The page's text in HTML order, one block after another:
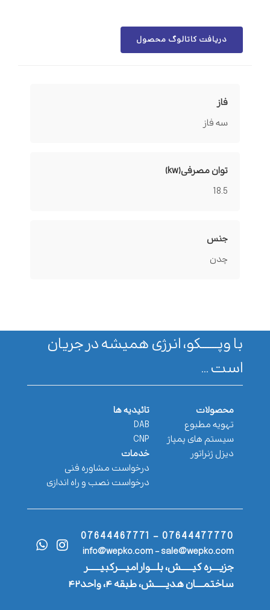
دریافت کاتالوگ محصول
فاز
سه فاز
توان مصرفی(kw)
18.5
جنس
چدن
با وپـــــــکو، انرژی همیشه در جریان
است ...
محصولات
تهویه مطبوع
سیستم های پمپاژ
دیزل ژنراتور
تائیدیه ها
DAB
CNP
خدمات
درخواست مشاوره فنی
درخواست نصب و راه اندازی
07644477770 - 07644467771
info@wepko.com - sale@wepko.com
جزیــــره کیــــــش، بلـــوار امیــــرکبیــــــر
ساختمــــان هدیــــــش، طبقه ۴، واحد۴۲